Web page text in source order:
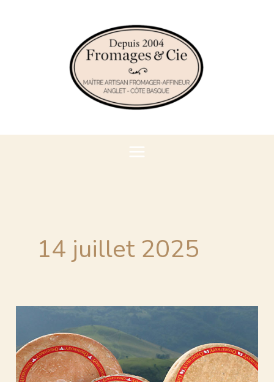
14 juillet 2025
:
Le
Joyau